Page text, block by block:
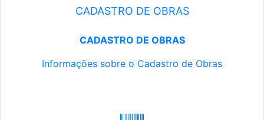
CADASTRO DE OBRAS
CADASTRO DE OBRAS
Informações sobre o Cadastro de Obras